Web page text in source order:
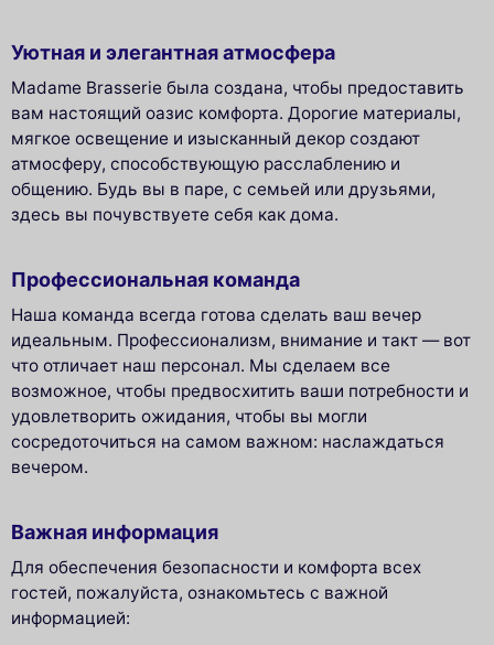
Уютная и элегантная атмосфера
Madame Brasserie была создана, чтобы предоставить
вам настоящий оазис комфорта. Дорогие материалы,
мягкое освещение и изысканный декор создают
атмосферу, способствующую расслаблению и
общению. Будь вы в паре, с семьей или друзьями,
здесь вы почувствуете себя как дома.
Профессиональная команда
Наша команда всегда готова сделать ваш вечер
идеальным. Профессионализм, внимание и такт — вот
что отличает наш персонал. Мы сделаем все
возможное, чтобы предвосхитить ваши потребности и
удовлетворить ожидания, чтобы вы могли
сосредоточиться на самом важном: наслаждаться
вечером.
Важная информация
Для обеспечения безопасности и комфорта всех
гостей, пожалуйста, ознакомьтесь с важной
информацией: